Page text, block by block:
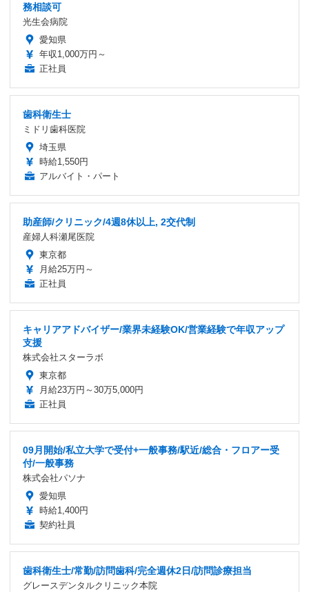
務相談可
光生会病院
愛知県
年収1,000万円～
正社員
歯科衛生士
ミドリ歯科医院
埼玉県
時給1,550円
アルバイト・パート
助産師/クリニック/4週8休以上, 2交代制
産婦人科瀬尾医院
東京都
月給25万円～
正社員
キャリアアドバイザー/業界未経験OK/営業経験で年収アップ
支援
株式会社スターラボ
東京都
月給23万円～30万5,000円
正社員
09月開始/私立大学で受付+一般事務/駅近/総合・フロアー受
付/一般事務
株式会社パソナ
愛知県
時給1,400円
契約社員
歯科衛生士/常勤/訪問歯科/完全週休2日/訪問診療担当
グレースデンタルクリニック本院